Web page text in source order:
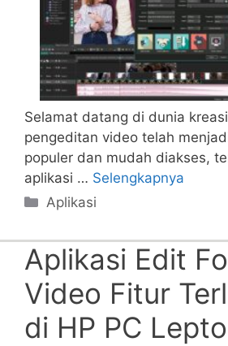
Selamat datang di dunia
pengeditan video telah
populer dan mudah diakses,
aplikasi … Selengkapnya
Categories
Aplikasi
Aplikasi Edit
Video Fitur
di HP PC